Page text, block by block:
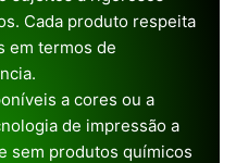
Cada produto respeita
em termos de
a cores ou a
de impressão a
sem produtos químicos